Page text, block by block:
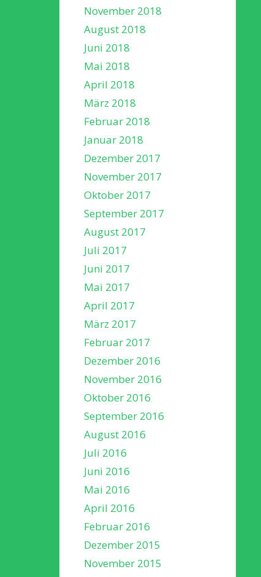
November 2018
August 2018
Juni 2018
Mai 2018
April 2018
März 2018
Februar 2018
Januar 2018
Dezember 2017
November 2017
Oktober 2017
September 2017
August 2017
Juli 2017
Juni 2017
Mai 2017
April 2017
März 2017
Februar 2017
Dezember 2016
November 2016
Oktober 2016
September 2016
August 2016
Juli 2016
Juni 2016
Mai 2016
April 2016
Februar 2016
Dezember 2015
November 2015